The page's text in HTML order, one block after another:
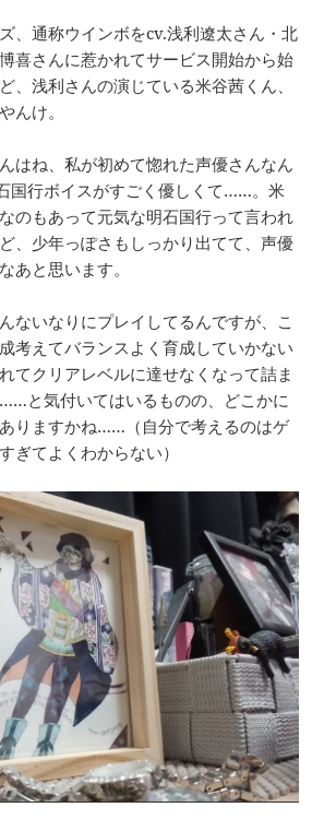
、通称ウインボをcv.浅利遼太さん・北
喜さんに惹かれてサービス開始から始
、浅利さんの演じている米谷茜くん、
んけ。
はね、私が初めて惚れた声優さんなん
国行ボイスがすごく優しくて……。米
のもあって元気な明石国行って言われ
、少年っぽさもしっかり出てて、声優
あと思います。
ないなりにプレイしてるんですが、こ
考えてバランスよく育成していかない
てクリアレベルに達せなくなって詰ま
と気付いてはいるものの、どこかに
りますかね……（自分で考えるのはゲ
ぎてよくわからない）